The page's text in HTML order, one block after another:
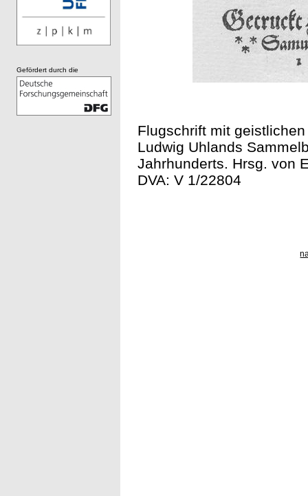
Flugschrift mit
Ludwig Uhlands
Jahrhunderts. Hrsg. von
DVA: V 1/22804
Gefördert durch die